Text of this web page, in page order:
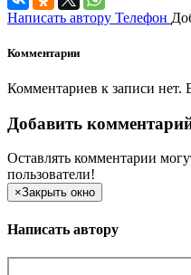
Написать автору Телефон
Комментарии
Комментариев к записи
Добавить
Оставлять комментарии
пользователи!
×Закрыть окно
Написать автору